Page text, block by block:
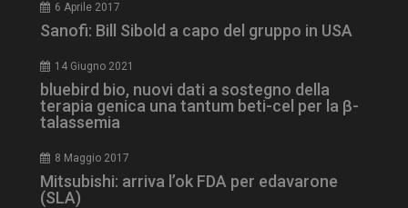
6 Aprile 2017
Sanofi: Bill Sibold a capo del gruppo in USA
14 Giugno 2021
bluebird bio, nuovi dati a sostegno della
terapia genica una tantum beti-cel per la β-
talassemia
8 Maggio 2017
Mitsubishi: arriva l’ok FDA per edavarone
(SLA)
tracking-sites-
ironfish-tracking-
enable
settimane
CookieScriptConsent